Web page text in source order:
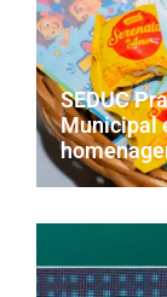
SEDUC
Municipal